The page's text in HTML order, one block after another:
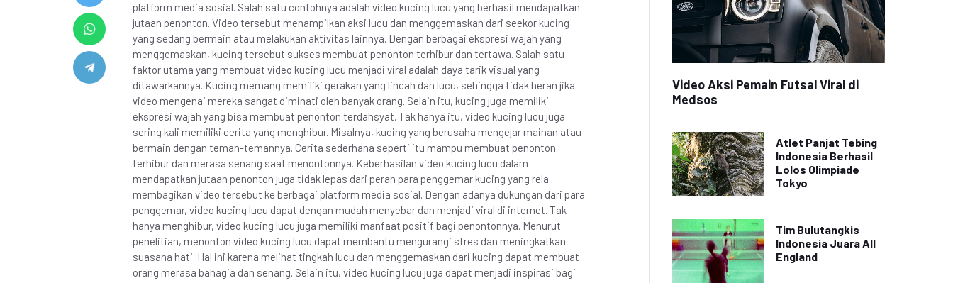
platform media sosial. Salah satu contohnya adalah video kucing lucu yang berhasil mendapatkan
jutaan penonton. Video tersebut menampilkan aksi lucu dan menggemaskan dari seekor kucing
yang sedang bermain atau melakukan aktivitas lainnya. Dengan berbagai ekspresi wajah yang
menggemaskan, kucing tersebut sukses membuat penonton terhibur dan tertawa. Salah satu
faktor utama yang membuat video kucing lucu menjadi viral adalah daya tarik visual yang
ditawarkannya. Kucing memang memiliki gerakan yang lincah dan lucu, sehingga tidak heran jika
video mengenai mereka sangat diminati oleh banyak orang. Selain itu, kucing juga memiliki
ekspresi wajah yang bisa membuat penonton terdahsyat. Tak hanya itu, video kucing lucu juga
sering kali memiliki cerita yang menghibur. Misalnya, kucing yang berusaha mengejar mainan atau
bermain dengan teman-temannya. Cerita sederhana seperti itu mampu membuat penonton
terhibur dan merasa senang saat menontonnya. Keberhasilan video kucing lucu dalam
mendapatkan jutaan penonton juga tidak lepas dari peran para penggemar kucing yang rela
membagikan video tersebut ke berbagai platform media sosial. Dengan adanya dukungan dari para
penggemar, video kucing lucu dapat dengan mudah menyebar dan menjadi viral di internet. Tak
hanya menghibur, video kucing lucu juga memiliki manfaat positif bagi penontonnya. Menurut
penelitian, menonton video kucing lucu dapat membantu mengurangi stres dan meningkatkan
suasana hati. Hal ini karena melihat tingkah lucu dan menggemaskan dari kucing dapat membuat
orang merasa bahagia dan senang. Selain itu, video kucing lucu juga dapat menjadi inspirasi bagi
Video Aksi Pemain Futsal Viral di
Medsos
Atlet Panjat Tebing
Indonesia Berhasil
Lolos Olimpiade
Tokyo
Tim Bulutangkis
Indonesia Juara All
England